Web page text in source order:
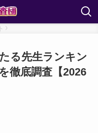
る先生ランキン
徹底調査【2026